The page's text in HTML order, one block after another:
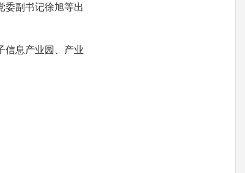
委副书记徐旭等出
信息产业园、产业